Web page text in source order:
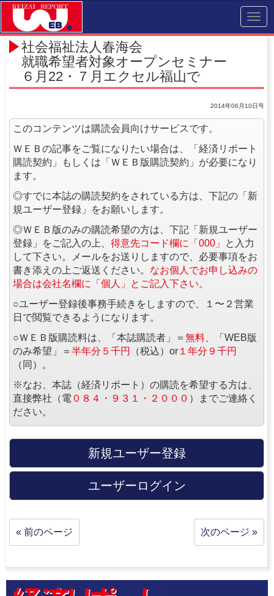
社会福祉法人春海会
就職希望者対象オープンセミナー
６月22・７月エクセル福山で
2014年06月10日号
このコンテンツは購読会員向けサービスです。
ＷＥＢの記事をご覧になりたい場合は、「経済リポート
購読契約」もしくは「ＷＥＢ版購読契約」が必要になり
ます。
◎すでに本誌の購読契約をされている方は、下記の「新
規ユーザー登録」をお願いします。
◎ＷＥＢ版のみの購読希望の方は、下記「新規ユーザー
登録」をご記入の上、 得意先コード欄に「000」
と入力
して下さい。メールをお送りしますので、必要事項をお
書き添えの上ご返送ください。 なお個人でお申し込みの
場合は会社名欄に「個人」とご記入下さい。
○ユーザー登録後事務手続きをしますので、１〜２営業
日で閲覧できるようになります。
○ＷＥＢ版購読料は、「本誌購読者」＝ 無料 、「WEB版
のみ希望」＝ 半年分５千円 （税込）or １年分９千円
（同）。
※なお、本誌（経済リポート）の購読を希望する方は、
直接弊社（電 ０８４・９３１・２０００ ）までご連絡く
ださい。
新規ユーザー登録
ユーザーログイン
« 前のページ 次のページ »